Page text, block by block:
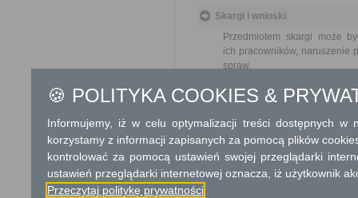
Skargi i wnioski
Przedmiotem skargi może
ich pracowników, naruszenie
spraw.
usprawnienie pracy i
miesiąca.
Podstawa prawna
Ustawa z dnia 23
🍪 POLITYKA COOKIES &
Informujemy, iż w celu optymalizacji treści dostępnych w
korzystamy z informacji zapisanych za pomocą plików
kontrolować za pomocą ustawień swojej przeglądarki
ustawień przeglądarki internetowej oznacza, iż użytkownik
Przeczytaj politykę prywatności